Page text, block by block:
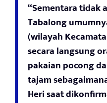
“Sementara tidak
Tabalong
(wilayah
secara langsung
pakaian pocong
tajam
Heri saat